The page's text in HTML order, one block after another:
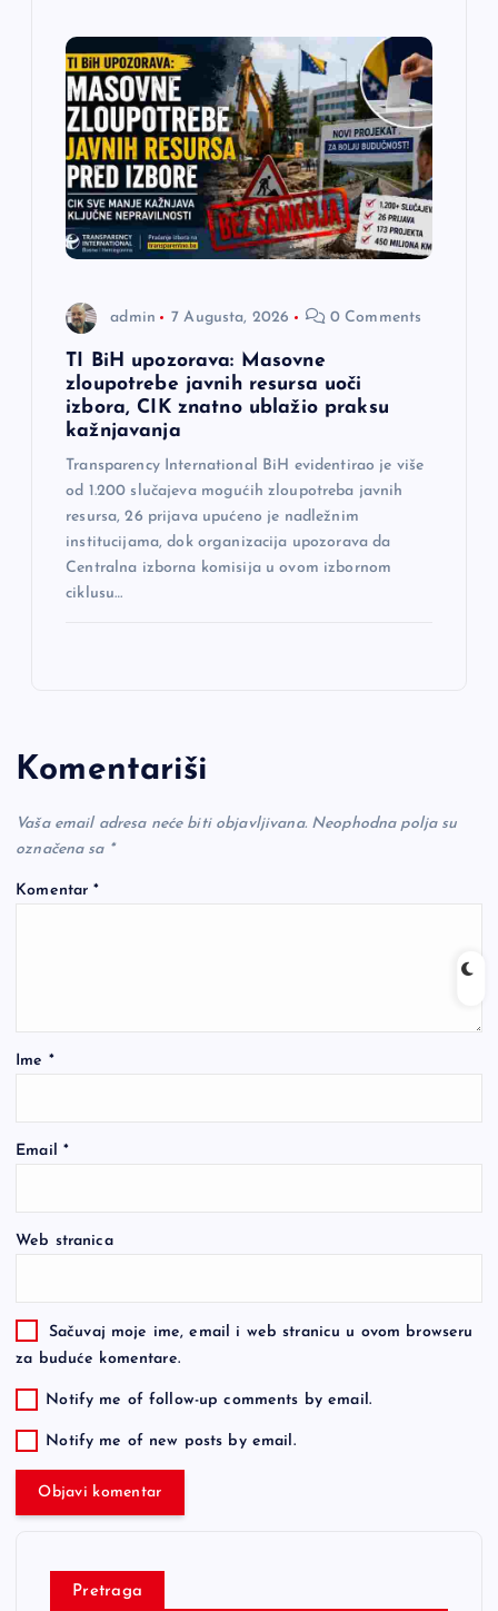
admin 7 Augusta, 2026 0 Comments
TI BiH upozorava: Masovne
zloupotrebe javnih resursa uoči
izbora, CIK znatno ublažio praksu
kažnjavanja
Transparency International BiH evidentirao je više
od 1.200 slučajeva mogućih zloupotreba javnih
resursa, 26 prijava upućeno je nadležnim
institucijama, dok organizacija upozorava da
Centralna izborna komisija u ovom izbornom
ciklusu…
Komentariši
Vaša email adresa neće biti objavljivana. Neophodna polja su
označena sa *
Komentar*
Ime *
Email *
Web stranica
Sačuvaj moje ime, email i web stranicu u ovom browseru
za buduće komentare.
Notify me of follow-up comments by email.
Notify me of new posts by email.
Pretraga